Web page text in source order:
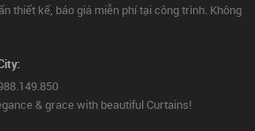
thiết kế, báo giá miễn phí tại công trình. Không
& grace with beautiful Curtains!